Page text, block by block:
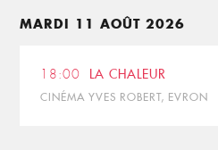
MARDI 11 AOÛT 2026
18:00 LA CHALEUR
CINÉMA YVES ROBERT, EVRON